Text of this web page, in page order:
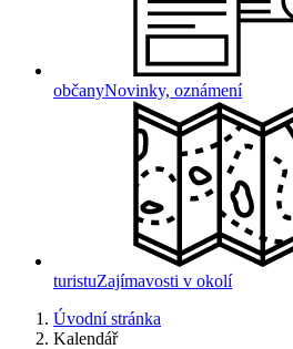
občanyNovinky, oznámení
turistuZajímavosti v okolí
Úvodní stránka
Kalendář